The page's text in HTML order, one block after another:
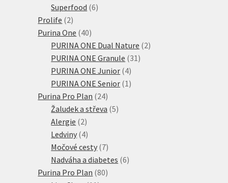
Superfood 66
Prolife 22
produkty
Purina One 4040
produktů
PURINA ONE Dual Nature 22
PURINA ONE Granule 31 31
PURINA ONE Junior 44
produkty
PURINA ONE Senior 1 1
Purina Pro Plan 2424
produktů
Žaludek a střeva 55
Alergie 22
produkty
Ledviny 44
produkty
Močové cesty 77
produktů
Nadváha a diabetes 66
Purina Pro Plan 8080